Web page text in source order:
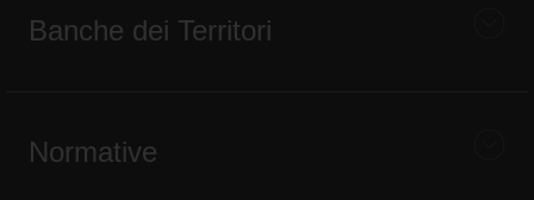
Banche dei Territori
Normative